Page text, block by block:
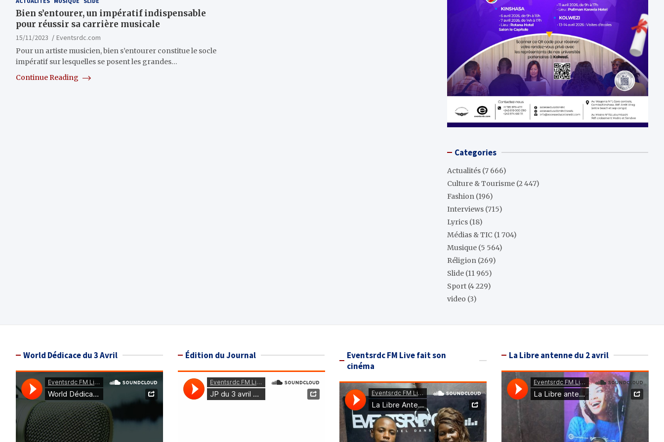
Bien s’entourer, un impératif indispensable
pour réussir sa carrière musicale
15/11/2023
Eventsrdc.com
Pour un artiste musicien, bien s’entourer constitue le socle
impératif sur lesquelles se posent les grandes…
Continue Reading
Categories
Actualités (7 666)
Culture & Tourisme (2 447)
Fashion (196)
Interviews (715)
Lyrics (18)
Médias & TIC (1 704)
Musique (5 564)
Réligion (269)
Slide (11 965)
Sport (4 229)
video (3)
World Dédicace du 3 Avril Édition du Journal
Eventsrdc FM Live fait son
cinéma
La Libre antenne du 2 avril